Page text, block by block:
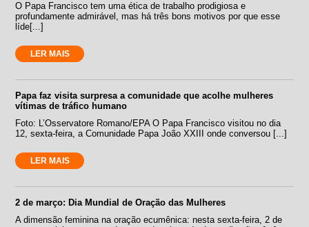
O Papa Francisco tem uma ética de trabalho prodigiosa e
profundamente admirável, mas há três bons motivos por que esse
líde[...]
LER MAIS
Papa faz visita surpresa a comunidade que acolhe mulheres
vítimas de tráfico humano
Foto: L’Osservatore Romano/EPA O Papa Francisco visitou no dia
12, sexta-feira, a Comunidade Papa João XXIII onde conversou [...]
LER MAIS
2 de março: Dia Mundial de Oração das Mulheres
A dimensão feminina na oração ecumênica: nesta sexta-feira, 2 de